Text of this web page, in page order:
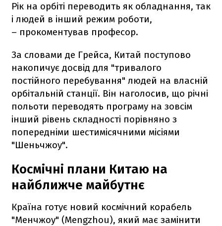
Рік на орбіті переводить як обладнання, так
і людей в інший режим роботи,
– прокоментував професор.
За словами де Грейса, Китай поступово
накопичує досвід для "тривалого
постійного перебування" людей на власній
орбітальній станції. Він наголосив, що річні
польоти переводять програму на зовсім
інший рівень складності порівняно з
попередніми шестимісячними місіями
"Шеньчжоу".
Космічні плани Китаю на
найближче майбутнє
Країна готує новий космічний корабель
"Менчжоу" (Mengzhou), який має замінити